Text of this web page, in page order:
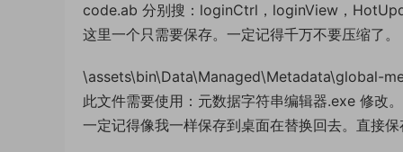
code.ab 分别搜：loginCtrl，loginView，
这里一个只需要保存。一定记得千万不要压缩了。
\assets\bin\Data\Managed\Metadata\global-
此文件需要使用：元数据字符串编辑器.exe 修改。
一定记得像我一样保存到桌面在替换回去。直接